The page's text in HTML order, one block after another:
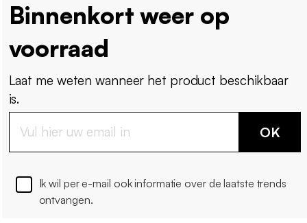
Binnenkort weer op
voorraad
Laat me weten wanneer het product beschikbaar
is.
OK
Ik wil per e-mail ook informatie over de laatste trends
ontvangen.